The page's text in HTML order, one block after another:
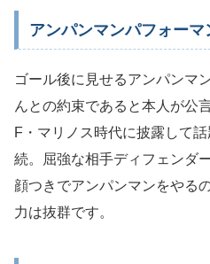
アンパンマンパフォー
ゴール後に見せるアンパンマ
んとの約束であると本人が公
F・マリノス時代に披露して
続。屈強な相手ディフェンダ
顔つきでアンパンマンをやる
力は抜群です。